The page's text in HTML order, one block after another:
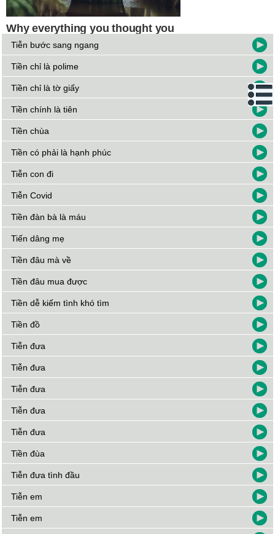
Tiễn bước sang ngang
Tiền chỉ là polime
Tiền chỉ là tờ giấy
Tiền chính là tiên
Tiền chùa
Tiền có phải là hạnh phúc
Tiễn con đi
Tiễn Covid
Tiền đàn bà là máu
Tiến dâng mẹ
Tiền đâu mà về
Tiền đâu mua được
Tiền dễ kiếm tình khó tìm
Tiền đồ
Tiễn đưa
Tiễn đưa
Tiễn đưa
Tiễn đưa
Tiễn đưa
Tiền đùa
Tiễn đưa tình đầu
Tiễn em
Tiễn em